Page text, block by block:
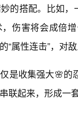
的搭配。比如
伤害将会成倍
“属性连击”，对
是收集强大🌸的
联起来，形成一